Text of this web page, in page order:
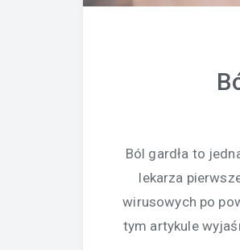
Ból gardła to
lekarza
wirusowych po
tym artykule